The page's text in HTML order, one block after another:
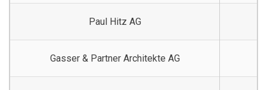
Paul Hitz AG
Gasser & Partner Architekte AG